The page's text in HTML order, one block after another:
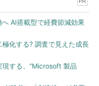
用するために、アクセスキ
格納するのは好ましくあり
AI搭載型で経費節減効果
化する? 調査で見えた成長
する、“Microsoft 製品